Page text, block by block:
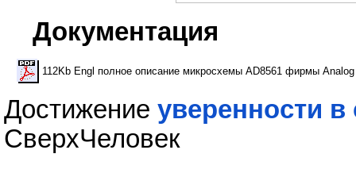
Документация
112Kb Engl полное описание микросхемы AD8561 фирмы
Достижение уверенности в
СверхЧеловек